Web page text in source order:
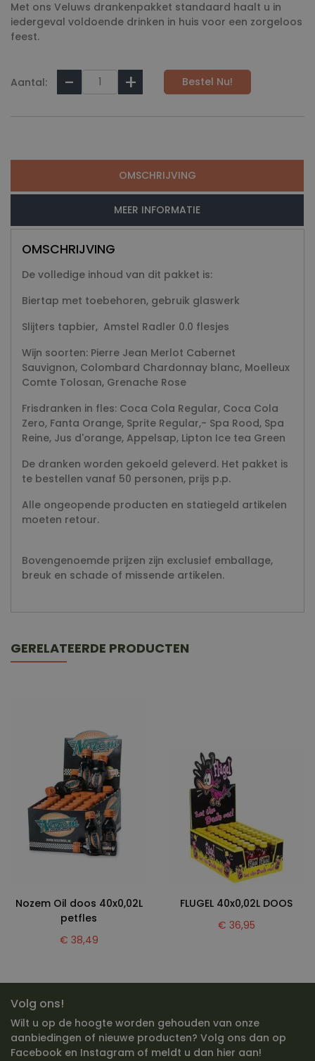
Met ons Veluws drankenpakket standaard haalt u in
iedergeval voldoende drinken in huis voor een zorgeloos
feest.
Aantal: Bestel Nu!
OMSCHRIJVING
MEER INFORMATIE
OMSCHRIJVING
De volledige inhoud van dit pakket is:
Biertap met toebehoren, gebruik glaswerk
Slijters tapbier, Amstel Radler 0.0 flesjes
Wijn soorten: Pierre Jean Merlot Cabernet
Sauvignon, Colombard Chardonnay blanc, Moelleux
Comte Tolosan, Grenache Rose
Frisdranken in fles: Coca Cola Regular, Coca Cola
Zero, Fanta Orange, Sprite Regular,- Spa Rood, Spa
Reine, Jus d'orange, Appelsap, Lipton Ice tea Green
De dranken worden gekoeld geleverd. Het pakket is
te bestellen vanaf 50 personen, prijs p.p.
Alle ongeopende producten en statiegeld artikelen
moeten retour.
Bovengenoemde prijzen zijn exclusief emballage,
breuk en schade of missende artikelen.
GERELATEERDE PRODUCTEN
Nozem Oil doos 40x0,02L
petfles
€ 38,49
FLUGEL 40x0,02L DOOS
€ 36,95
Volg ons!
Wilt u op de hoogte worden gehouden van onze
aanbiedingen of nieuwe producten? Volg ons dan op
Facebook en Instagram of meldt u dan hier aan!